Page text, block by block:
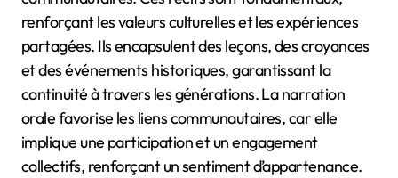
renforçant les valeurs culturelles et les expériences
partagées. Ils encapsulent des leçons, des croyances
et des événements historiques, garantissant la
continuité à travers les générations. La narration
orale favorise les liens communautaires, car elle
implique une participation et un engagement
collectifs, renforçant un sentiment d’appartenance.